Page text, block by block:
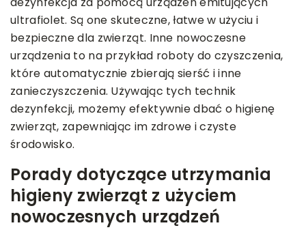
ultrafiolet. Są one skuteczne, łatwe w użyciu i
bezpieczne dla zwierząt. Inne nowoczesne
urządzenia to na przykład roboty do czyszczenia,
które automatycznie zbierają sierść i inne
zanieczyszczenia. Używając tych technik
dezynfekcji, możemy efektywnie dbać o higienę
zwierząt, zapewniając im zdrowe i czyste
środowisko.
Porady dotyczące utrzymania
higieny zwierząt z użyciem
nowoczesnych urządzeń